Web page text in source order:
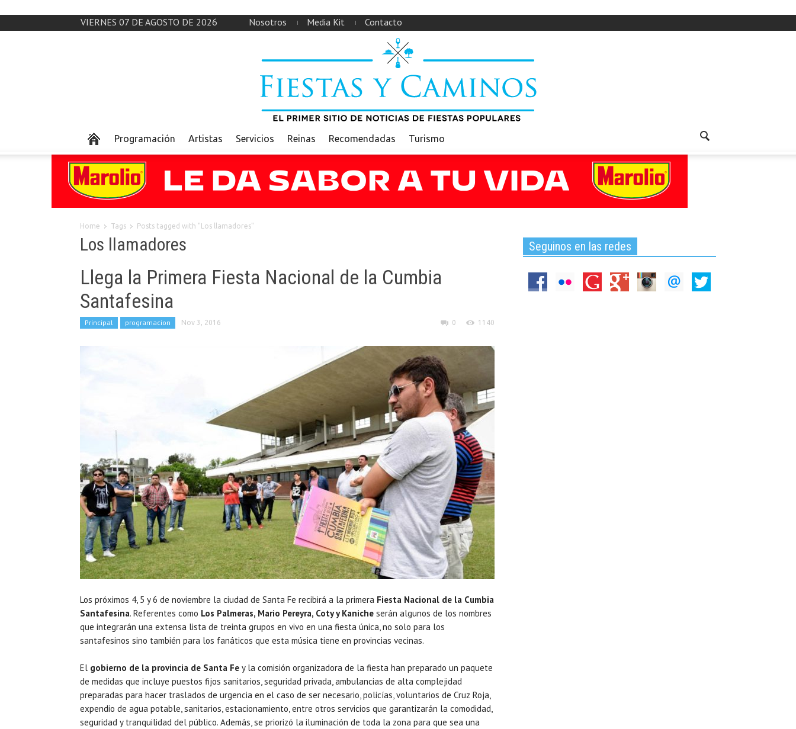
VIERNES 07 DE AGOSTO DE 2026 Nosotros Media Kit Contacto
Programación Artistas Servicios Reinas Recomendadas Turismo
Home Tags Posts tagged with "Los llamadores"
Los llamadores
Llega la Primera Fiesta Nacional de la Cumbia
Santafesina
Principal programacion Nov 3, 2016 0 1140
Los próximos 4, 5 y 6 de noviembre la ciudad de Santa Fe recibirá a la primera Fiesta Nacional de la Cumbia
Santafesina. Referentes como Los Palmeras, Mario Pereyra, Coty y Kaniche serán algunos de los nombres
que integrarán una extensa lista de treinta grupos en vivo en una fiesta única, no solo para los
santafesinos sino también para los fanáticos que esta música tiene en provincias vecinas.
El gobierno de la provincia de Santa Fe y la comisión organizadora de la fiesta han preparado un paquete
de medidas que incluye puestos fijos sanitarios, seguridad privada, ambulancias de alta complejidad
preparadas para hacer traslados de urgencia en el caso de ser necesario, policías, voluntarios de Cruz Roja,
expendio de agua potable, sanitarios, estacionamiento, entre otros servicios que garantizarán la comodidad,
seguridad y tranquilidad del público. Además, se priorizó la iluminación de toda la zona para que sea una
Seguinos en las redes